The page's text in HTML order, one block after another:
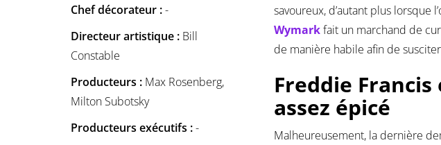
Chef décorateur :-
Directeur artistique : Bill
Constable
Producteurs : Max Rosenberg,
Milton Subotsky
Producteurs exécutifs :-
savoureux, d’autant plus lorsque
Wymarkfait un marchand de
de manière habile afin de
Freddie
assez épicé
Malheureusement, la dernière